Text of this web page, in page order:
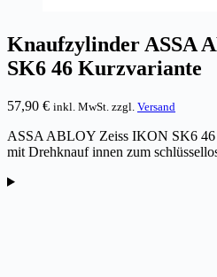
Knaufzylinder ASSA
SK6 46 Kurzvariante
57,90 € inkl. MwSt. zzgl. Versand
ASSA ABLOY Zeiss IKON SK6
mit Drehknauf innen zum